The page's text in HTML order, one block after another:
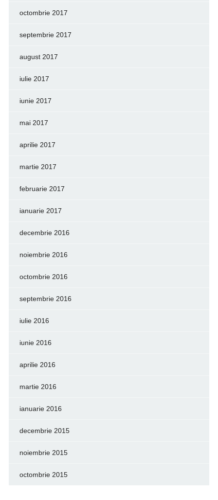
octombrie 2017
septembrie 2017
august 2017
iulie 2017
iunie 2017
mai 2017
aprilie 2017
martie 2017
februarie 2017
ianuarie 2017
decembrie 2016
noiembrie 2016
octombrie 2016
septembrie 2016
iulie 2016
iunie 2016
aprilie 2016
martie 2016
ianuarie 2016
decembrie 2015
noiembrie 2015
octombrie 2015